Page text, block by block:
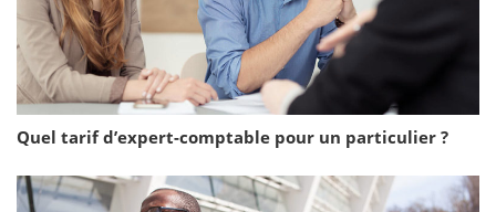
Quel tarif d’expert-comptable pour un particulier ?